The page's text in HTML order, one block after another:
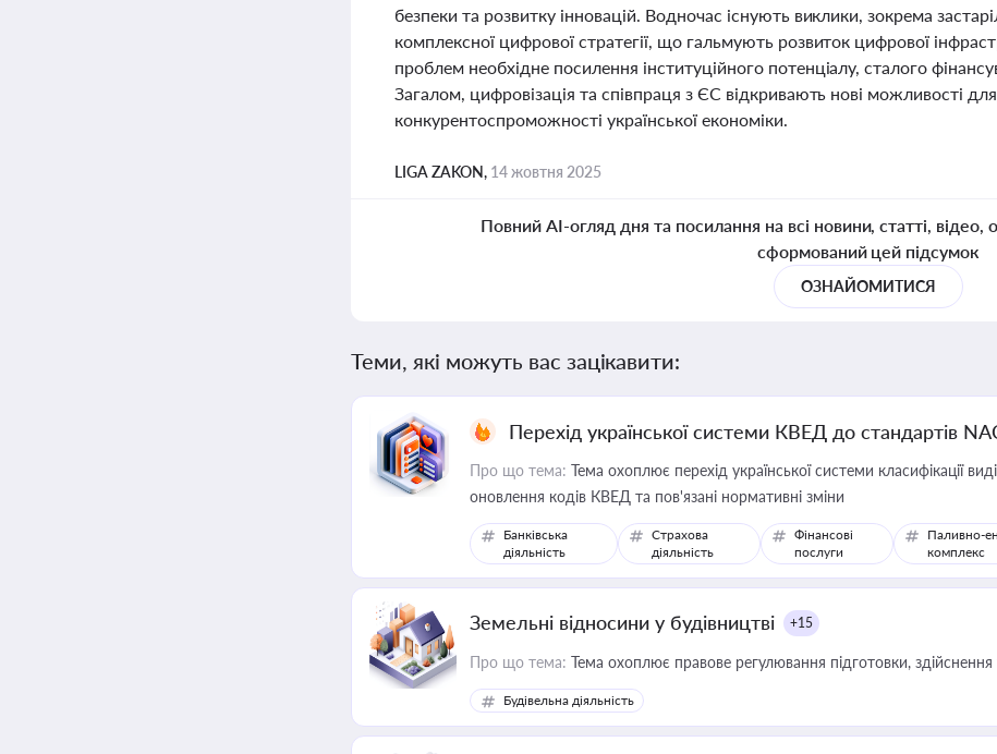
безпеки та розвитку інновацій. Водночас існують виклики, зокрема
комплексної цифрової стратегії, що гальмують розвиток цифрової
проблем необхідне посилення інституційного потенціалу, сталого
Загалом, цифровізація та співпраця з ЄС відкривають нові можливості
конкурентоспроможності української економіки.
LIGA ZAKON, 14 жовтня 2025
Повний AI-огляд дня та посилання на всі новини, статті, відео,
сформований цей підсумок
ОЗНАЙОМИТИСЯ
Теми, які можуть вас зацікавити:
Перехід української системи КВЕД до стандартів
Про що тема: Тема охоплює перехід української системи класифікації
оновлення кодів КВЕД та пов'язані нормативні зміни
Банківська
діяльність
Страхова
діяльність
Фінансові
послуги
Паливно-
комплекс
Земельні відносини у будівництві +15
Про що тема: Тема охоплює правове регулювання підготовки, здійснення
Будівельна діяльність